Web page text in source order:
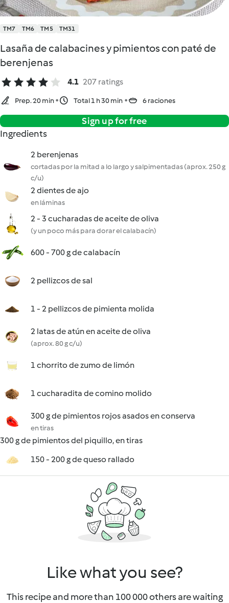
TM7 TM6 TM5 TM31
Lasaña de calabacines y pimientos con paté de
berenjenas
4.1 207 ratings
Prep. 20 min Total 1 h 30 min 6 raciones
Sign up for free
Ingredients
2 berenjenas
cortadas por la mitad a lo largo y salpimentadas (aprox. 250 g
c/u)
2 dientes de ajo
en láminas
2 - 3 cucharadas de aceite de oliva
(y un poco más para dorar el calabacín)
600 - 700 g de calabacín
2 pellizcos de sal
1 - 2 pellizcos de pimienta molida
2 latas de atún en aceite de oliva
(aprox. 80 g c/u)
1 chorrito de zumo de limón
1 cucharadita de comino molido
300 g de pimientos rojos asados en conserva
en tiras
300 g de pimientos del piquillo, en tiras
150 - 200 g de queso rallado
Like what you see?
This recipe and more than 100 000 others are waiting